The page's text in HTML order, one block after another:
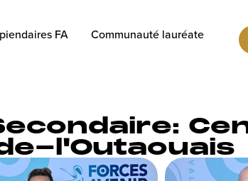
FA
Communauté lauréate
l'Outaouais